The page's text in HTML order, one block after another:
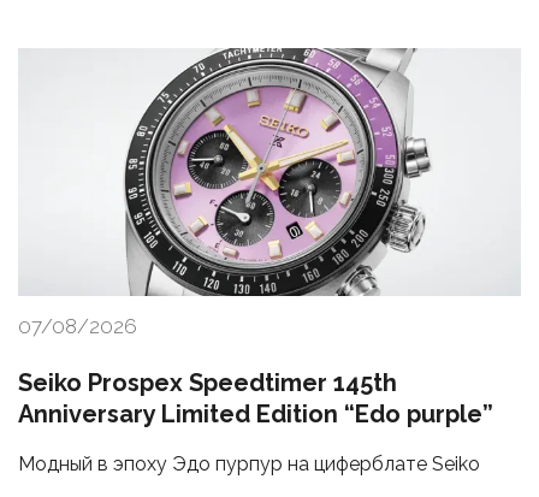
07/08/2026
Seiko Prospex Speedtimer 145th
Anniversary Limited Edition “Edo purple”
Модный в эпоху Эдо пурпур на циферблате Seiko